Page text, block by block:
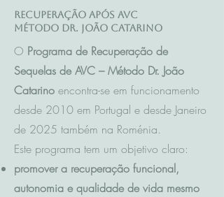
Recuperação após AVC
Método Dr. João Catarino
O Programa de Recuperação de
Sequelas de AVC – Método Dr. João
Catarino encontra-se em funcionamento
desde 2010 em Portugal e desde Janeiro
de 2025 também na Roménia.
Este programa tem um objetivo claro:
promover a recuperação funcional,
autonomia e qualidade de vida mesmo